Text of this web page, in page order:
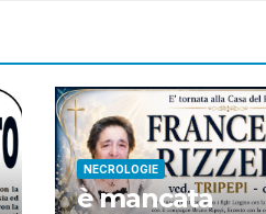
NECROLOGIE
è mancata